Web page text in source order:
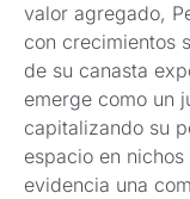
valor agregado,
con crecimientos
de su canasta
emerge como un
capitalizando su
espacio en
evidencia una